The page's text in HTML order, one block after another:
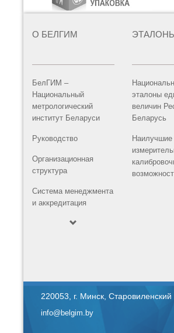
О БЕЛГИМ
БелГИМ –
Национальный
метрологический
институт Беларуси
Руководство
Организационная
структура
Система менеджмента
и аккредитация
эталоны
величин
Беларусь
Наилучшие
220053, г. Минск, Старовиленский
info@belgim.by